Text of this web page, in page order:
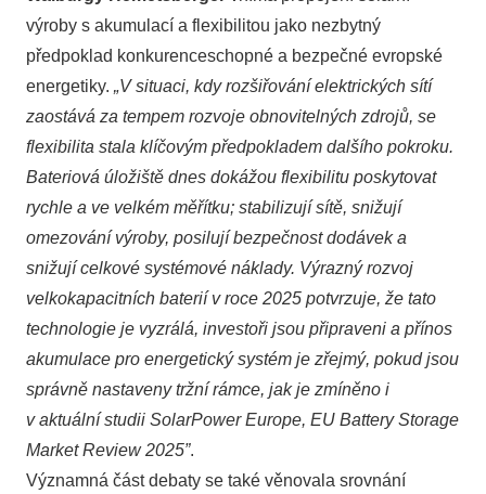
výroby s akumulací a flexibilitou jako nezbytný
předpoklad konkurenceschopné a bezpečné evropské
energetiky. „V situaci, kdy rozšiřování elektrických sítí
zaostává za tempem rozvoje obnovitelných zdrojů, se
flexibilita stala klíčovým předpokladem dalšího pokroku.
Bateriová úložiště dnes dokážou flexibilitu poskytovat
rychle a ve velkém měřítku; stabilizují sítě, snižují
omezování výroby, posilují bezpečnost dodávek a
snižují celkové systémové náklady. Výrazný rozvoj
velkokapacitních baterií v roce 2025 potvrzuje, že tato
technologie je vyzrálá, investoři jsou připraveni a přínos
akumulace pro energetický systém je zřejmý, pokud jsou
správně nastaveny tržní rámce, jak je zmíněno i
v aktuální studii SolarPower Europe, EU Battery Storage
Market Review 2025”.
Významná část debaty se také věnovala srovnání